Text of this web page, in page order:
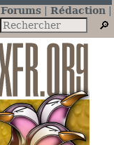
Forums
Rédaction